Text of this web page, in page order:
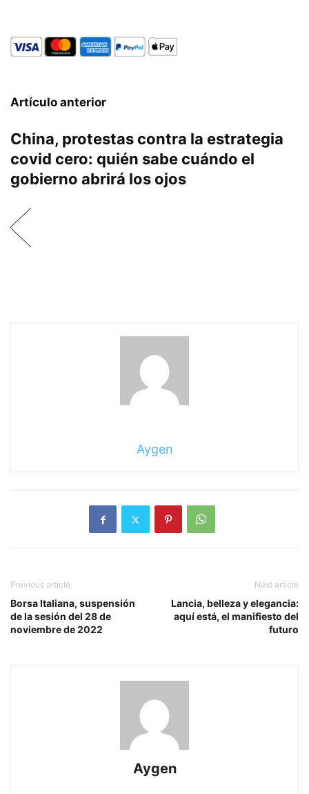
Artículo anterior
China, protestas contra la estrategia
covid cero: quién sabe cuándo el
gobierno abrirá los ojos
Aygen
Previous article
Borsa Italiana, suspensión
de la sesión del 28 de
noviembre de 2022
Next article
Lancia, belleza y elegancia:
aquí está, el manifiesto del
futuro
Aygen